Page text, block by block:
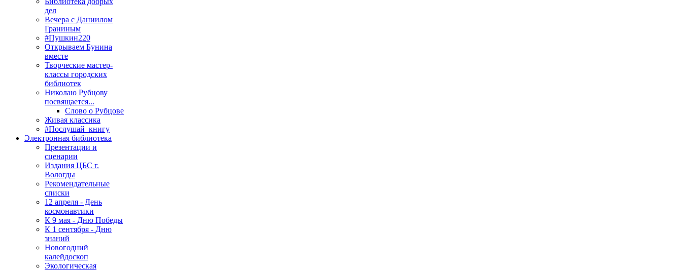
дел
Вечера с Даниилом
Граниным
#Пушкин220
Открываем Бунина
вместе
Творческие мастер-
классы городских
библиотек
Николаю Рубцову
посвящается...
Слово о Рубцове
Живая классика
#Послушай_книгу
Электронная библиотека
Презентации и
сценарии
Издания ЦБС г.
Вологды
Рекомендательные
списки
12 апреля - День
космонавтики
К 9 мая - Дню Победы
К 1 сентября - Дню
знаний
Новогодний
калейдоскоп
Экологическая